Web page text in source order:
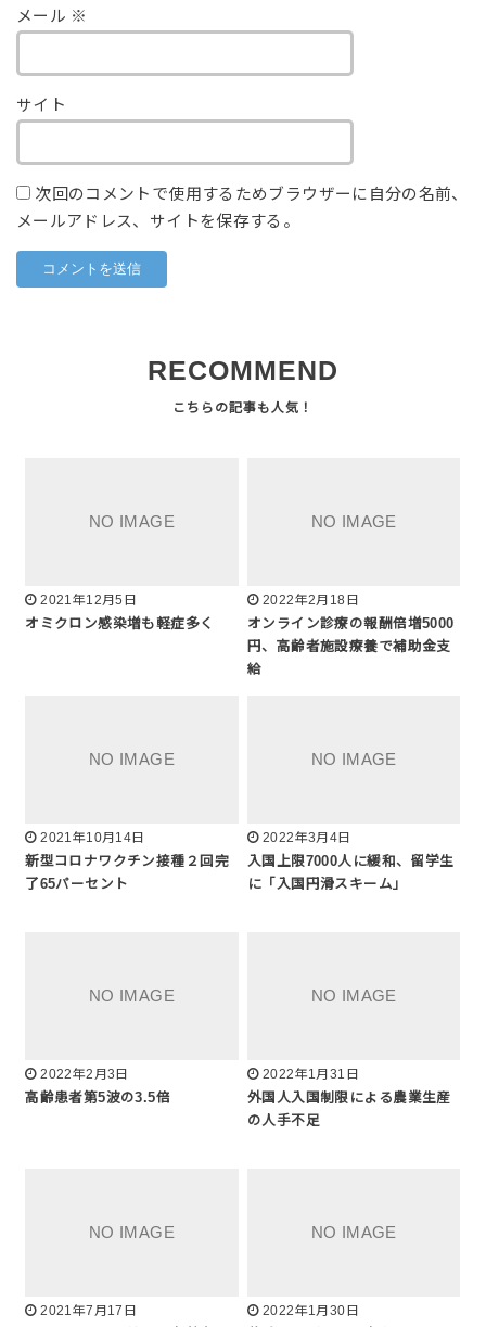
メール ※
サイト
次回のコメントで使用するためブラウザーに自分の名前、
メールアドレス、サイトを保存する。
RECOMMEND
2021年12月5日
オミクロン感染増も軽症多く
2022年2月18日
オンライン診療の報酬倍増5000
円、高齢者施設療養で補助金支
給
2021年10月14日
新型コロナワクチン接種２回完
了65パーセント
2022年3月4日
入国上限7000人に緩和、留学生
に「入国円滑スキーム」
2022年2月3日
高齢患者第5波の3.5倍
2022年1月31日
外国人入国制限による農業生産
の人手不足
2021年7月17日 2022年1月30日